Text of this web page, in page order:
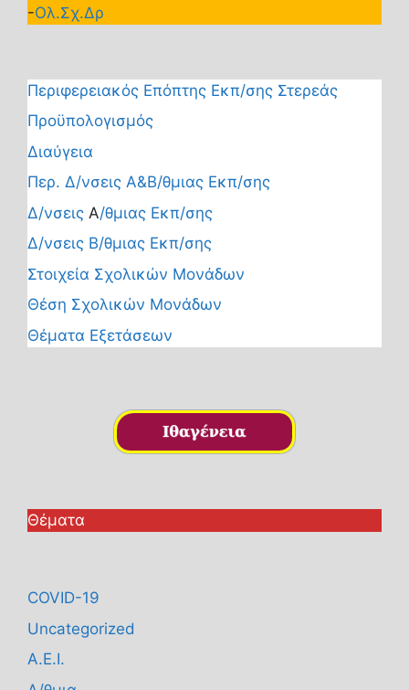
-Ολ.Σχ.Δρ
Περιφερειακός Επόπτης Εκπ/σης Στερεάς
Προϋπολογισμός
Διαύγεια
Περ. Δ/νσεις Α&Β/θμιας Εκπ/σης
Δ/νσεις Α/θμιας Εκπ/σης
Δ/νσεις Β/θμιας Εκπ/σης
Στοιχεία Σχολικών Μονάδων
Θέση Σχολικών Μονάδων
Θέματα Εξετάσεων
Θέματα
COVID-19
Uncategorized
Α.Ε.Ι.